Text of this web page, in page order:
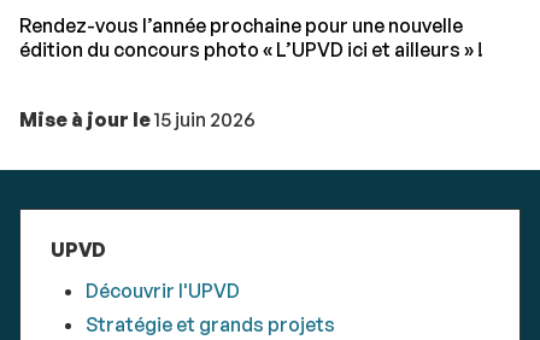
Rendez-vous l’année prochaine pour une nouvelle
édition du concours photo « L’UPVD ici et ailleurs » !
Mise à jour le15 juin 2026
UPVD
Découvrir l'UPVD
Stratégie et grands projets